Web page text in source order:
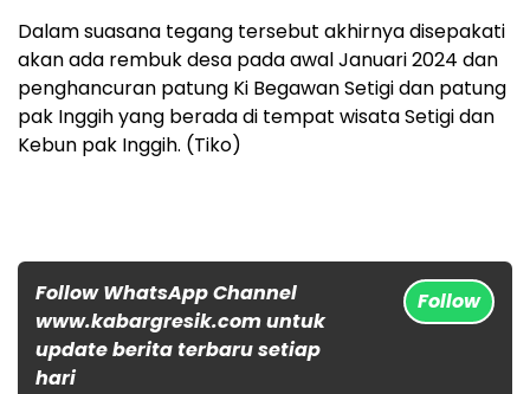
Dalam suasana tegang tersebut akhirnya disepakati
akan ada rembuk desa pada awal Januari 2024 dan
penghancuran patung Ki Begawan Setigi dan patung
pak Inggih yang berada di tempat wisata Setigi dan
Kebun pak Inggih. (Tiko)
Follow WhatsApp Channel
www.kabargresik.com untuk
update berita terbaru setiap
hari
Follow